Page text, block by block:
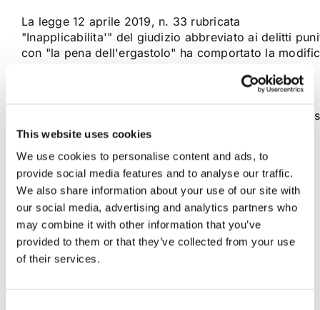
This website uses cookies
We use cookies to personalise content and ads, to
provide social media features and to analyse our traffic.
We also share information about your use of our site with
our social media, advertising and analytics partners who
may combine it with other information that you’ve
provided to them or that they’ve collected from your use
of their services.
La legge 12 aprile 2019, n. 33 rubricata
"Inapplicabilita'" del giudizio abbreviato ai delitti
con "la pena dell'ergastolo" ha comportato la
procedura penale. Con riferimento al giudizio
principale consiste nell’introduzione del comma 1- bis
che [...]
21 Novembre 2020 | Articoli ,Diritto Penale,mauro
giallombardo | 0 Commenti
Continua a leggere